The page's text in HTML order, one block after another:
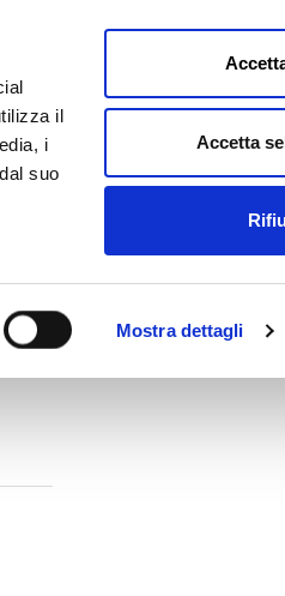
il
i
suo
Mostra dettagli
Accetta
Provincia e il territorio